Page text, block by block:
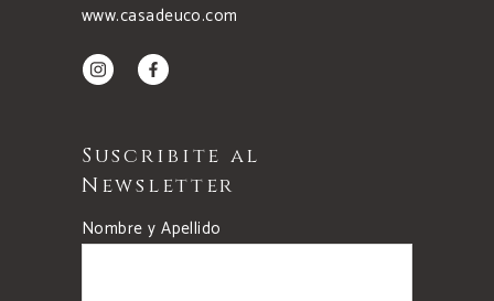
www.casadeuco.com
Suscribite al
Newsletter
Nombre y Apellido